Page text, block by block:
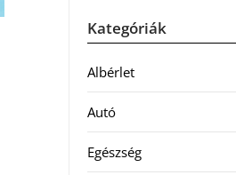
Kategóriák
Albérlet
Autó
Egészség